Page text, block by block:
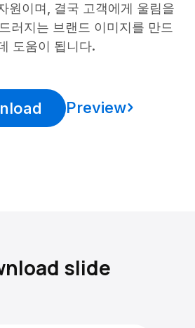
원이며, 결국 고객에게 울림을
러지는 브랜드 이미지를 만드
도움이 됩니다.
Preview
slide